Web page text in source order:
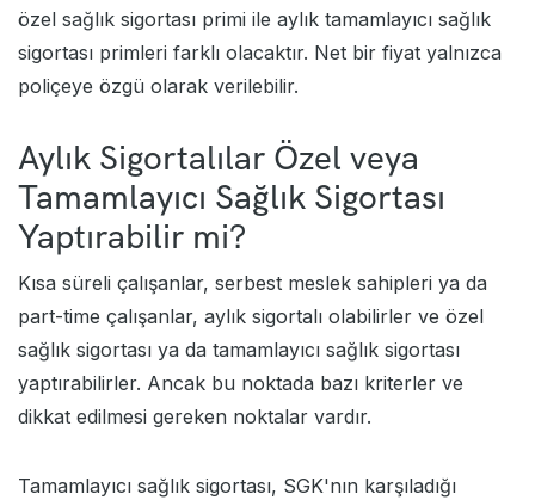
özel sağlık sigortası primi ile aylık tamamlayıcı sağlık
sigortası primleri farklı olacaktır. Net bir fiyat yalnızca
poliçeye özgü olarak verilebilir.
Aylık Sigortalılar Özel veya
Tamamlayıcı Sağlık Sigortası
Yaptırabilir mi?
Kısa süreli çalışanlar, serbest meslek sahipleri ya da
part-time çalışanlar, aylık sigortalı olabilirler ve özel
sağlık sigortası ya da tamamlayıcı sağlık sigortası
yaptırabilirler. Ancak bu noktada bazı kriterler ve
dikkat edilmesi gereken noktalar vardır.
Tamamlayıcı sağlık sigortası, SGK'nın karşıladığı